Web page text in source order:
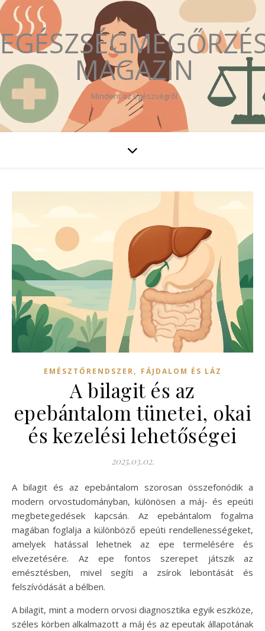
MAGAZIN
Mindent az egészségről
EMÉSZTŐRENDSZER, FÁJDALOM ÉS LÁZ
A bilagit és az
epebántalom tünetei, okai
és kezelési lehetőségei
2025.03.02.
A bilagit és az epebántalom szorosan összefonódik a
modern orvostudományban, különösen a máj- és epeúti
megbetegedések kapcsán. Az epebántalom fogalma
magában foglalja a különböző epeúti rendellenességeket,
amelyek hatással lehetnek az epe termelésére és
elvezetésére. Az epe fontos szerepet játszik az
emésztésben, mivel segíti a zsírok lebontását és
felszívódását a bélben.
A bilagit, mint a modern orvosi diagnosztika egyik eszköze,
széles körben alkalmazott a máj és az epeutak állapotának